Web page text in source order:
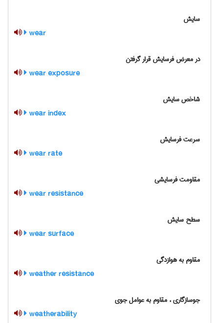
سایش
wear
در معرض فرسایش قرار گرفتن
wear exposure
شاخص سایش
wear index
سرعت فرسایش
wear rate
مقاومت فرسایشی
wear resistance
سطح سایش
wear surface
مقاوم به هوازدگی
weather resistance
جوسازگاری ، مقاوم به عوامل جوی
weatherability